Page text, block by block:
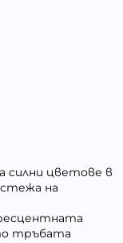
силни цветове в
на
тръбата